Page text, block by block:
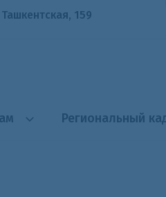
159
Региональный